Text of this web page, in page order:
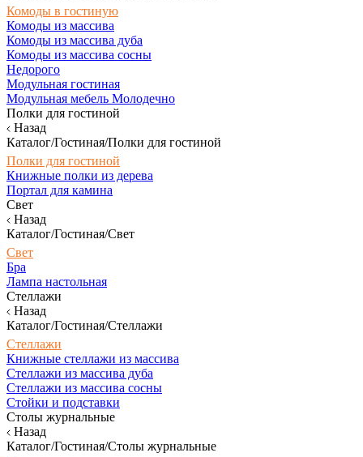
Комоды в гостиную
Комоды из массива
Комоды из массива дуба
Комоды из массива сосны
Недорого
Модульная гостиная
Модульная мебель Молодечно
Полки для гостиной
Назад
Каталог/Гостиная/Полки для гостиной
Полки для гостиной
Книжные полки из дерева
Портал для камина
Свет
Назад
Каталог/Гостиная/Свет
Свет
Бра
Лампа настольная
Стеллажи
Назад
Каталог/Гостиная/Стеллажи
Стеллажи
Книжные стеллажи из массива
Стеллажи из массива дуба
Стеллажи из массива сосны
Стойки и подставки
Столы журнальные
Назад
Каталог/Гостиная/Столы журнальные